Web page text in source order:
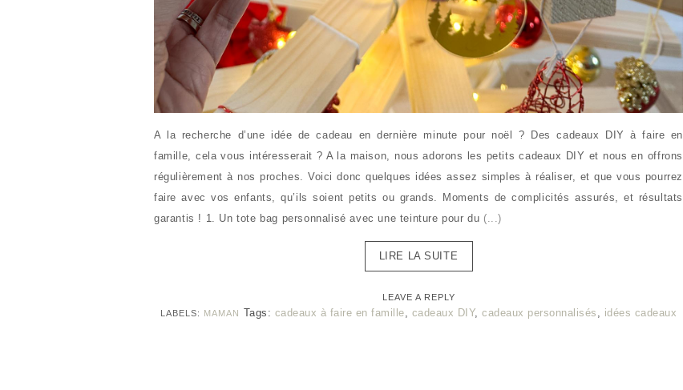
A la recherche d’une idée de cadeau en dernière minute pour noël ? Des cadeaux DIY à faire en
famille, cela vous intéresserait ? A la maison, nous adorons les petits cadeaux DIY et nous en offrons
régulièrement à nos proches. Voici donc quelques idées assez simples à réaliser, et que vous pourrez
faire avec vos enfants, qu’ils soient petits ou grands. Moments de complicités assurés, et résultats
garantis ! 1. Un tote bag personnalisé avec une teinture pour du (...)
LIRE LA SUITE
LEAVE A REPLY
LABELS: MAMAN Tags: cadeaux à faire en famille, cadeaux DIY,cadeaux personnalisés , idées cadeaux